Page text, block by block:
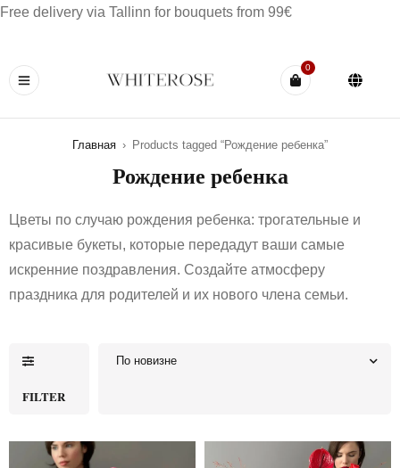
Free delivery via Tallinn for bouquets from 99€
0
Главная › Products tagged “Рождение ребенка”
Рождение ребенка
Цветы по случаю рождения ребенка: трогательные и
красивые букеты, которые передадут ваши самые
искренние поздравления. Создайте атмосферу
праздника для родителей и их нового члена семьи.
FILTER
По новизне